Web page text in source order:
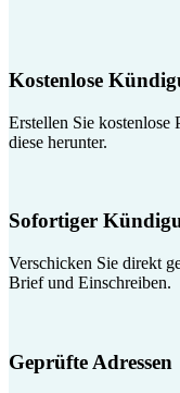
Kostenlose
Erstellen Sie
diese herunter.
Sofortiger
Verschicken Sie direkt
Brief und Einschreiben.
Geprüfte Adressen